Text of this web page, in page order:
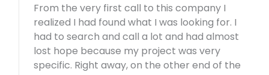
From the very first call to this company I
realized I had found what I was looking for. I
had to search and call a lot and had almost
lost hope because my project was very
specific. Right away, on the other end of the